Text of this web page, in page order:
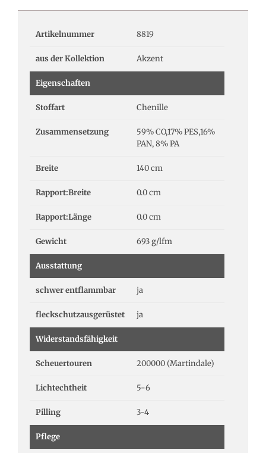
Artikelnummer 8819
aus der Kollektion Akzent
Eigenschaften
Stoffart Chenille
Zusammensetzung
59% CO,17% PES,16%
PAN, 8% PA
Breite 140 cm
Rapport:Breite 0.0 cm
Rapport:Länge 0.0 cm
Gewicht 693 g/lfm
Ausstattung
schwer entflammbar ja
fleckschutzausgerüstet ja
Widerstandsfähigkeit
Scheuertouren 200000 (Martindale)
Lichtechtheit 5-6
Pilling 3-4
Pflege